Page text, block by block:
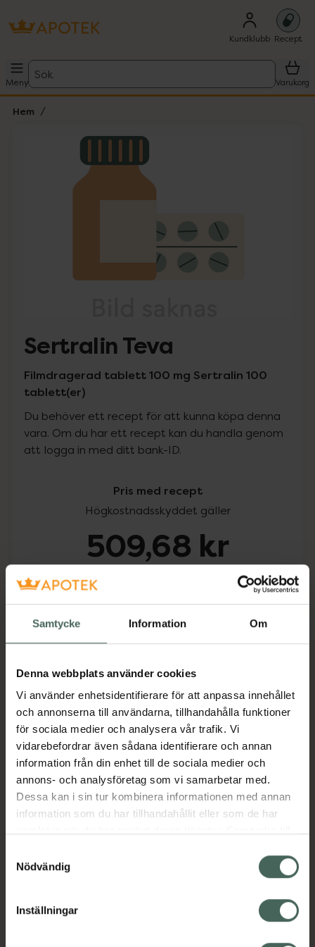
Samtycke Information Om
Denna webbplats använder cookies
Vi använder enhetsidentifierare för att anpassa innehållet
och annonserna till användarna, tillhandahålla funktioner
för sociala medier och analysera vår trafik. Vi
vidarebefordrar även sådana identifierare och annan
information från din enhet till de sociala medier och
annons- och analysföretag som vi samarbetar med.
Dessa kan i sin tur kombinera informationen med annan
information som du har tillhandahållit eller som de har
återkalla ditt samtycke via webbplatsens
cookieinställningar. Ett återkallat samtycke påverkar inte
lagligheten av behandling som skett innan återkallelsen.
Nödvändig
Inställningar
Kundklubb Recept
Meny
Sök
Varukorg
Hem
Lista: . Innehåller 1 objekt.
Sertralin Teva
Filmdragerad tablett 100 mg Sertralin 100
tablett(er)
Du behöver ett recept för att kunna köpa denna
vara. Om du har ett recept kan du handla genom
att logga in med ditt bank-ID.
Pris med recept
Högkostnadsskyddet gäller
509,68 kr
Köp via ditt recept
Beskrivning Dölj
Läs alltid bipacksedeln innan
användning.
EAN:07046260703322
Visa